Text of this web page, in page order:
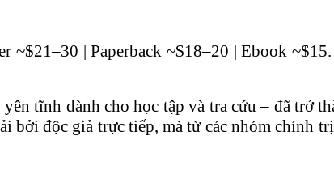
~$21–30 | Paperback ~$18–20 | Ebook
tĩnh dành cho học tập và tra cứu – đã trở
bởi độc giả trực tiếp, mà từ các nhóm chính